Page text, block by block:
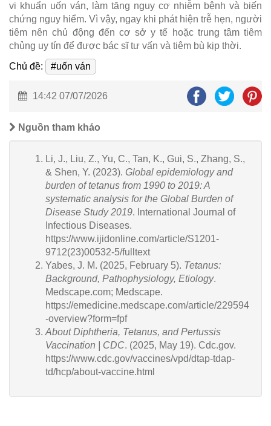
vi khuẩn uốn ván, làm tăng nguy cơ nhiễm bệnh và biến
chứng nguy hiểm. Vì vậy, ngay khi phát hiện trễ hẹn, người
tiêm nên chủ động đến cơ sở y tế hoặc trung tâm tiêm
chủng uy tín để được bác sĩ tư vấn và tiêm bù kịp thời.
Chủ đề:
#uốn ván
14:42 07/07/2026
Nguồn tham khảo
Li, J., Liu, Z., Yu, C., Tan, K., Gui, S., Zhang, S.,
& Shen, Y. (2023). Global epidemiology and
burden of tetanus from 1990 to 2019: A
systematic analysis for the Global Burden of
Disease Study 2019. International Journal of
Infectious Diseases.
https://www.ijidonline.com/article/S1201-
9712(23)00532-5/fulltext
Yabes, J. M. (2025, February 5). Tetanus:
Background, Pathophysiology, Etiology.
Medscape.com; Medscape.
https://emedicine.medscape.com/article/229594
-overview?form=fpf
About Diphtheria, Tetanus, and Pertussis
Vaccination | CDC. (2025, May 19). Cdc.gov.
https://www.cdc.gov/vaccines/vpd/dtap-tdap-
td/hcp/about-vaccine.html